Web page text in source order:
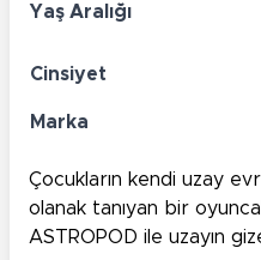
Yaş Aralığı
Cinsiyet
Marka
Çocukların kendi uzay
olanak tanıyan bir
ASTROPOD ile uzayın